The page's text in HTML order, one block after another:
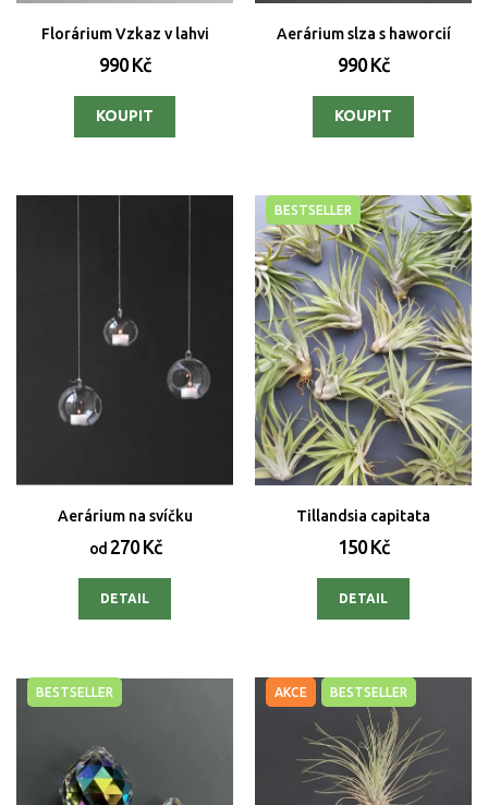
Florárium Vzkaz v lahvi
990 Kč
Aerárium slza s haworcií
990 Kč
Aerárium na svíčku
od270 Kč
DETAIL
BESTSELLER
Tillandsia capitata
150 Kč
DETAIL
BESTSELLER AKCE BESTSELLER